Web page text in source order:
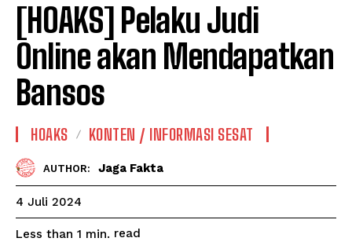
[HOAKS] Pelaku Judi
Online akan Mendapatkan
Bansos
HOAKS KONTEN / INFORMASI SESAT
AUTHOR: Jaga Fakta
4 Juli 2024
Less than 1 min. read